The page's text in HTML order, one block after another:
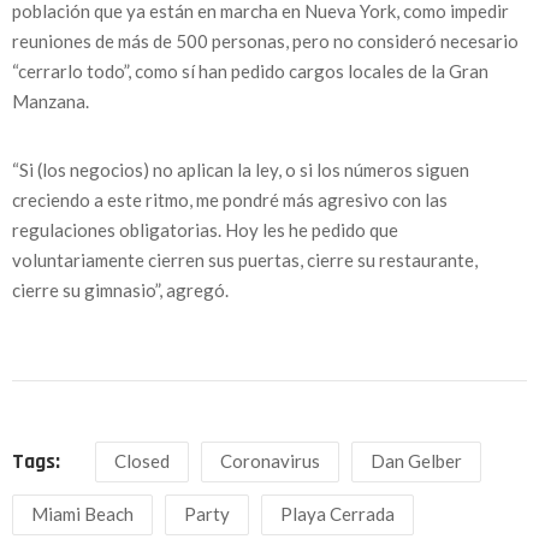
población que ya están en marcha en Nueva York, como impedir
reuniones de más de 500 personas, pero no consideró necesario
“cerrarlo todo”, como sí han pedido cargos locales de la Gran
Manzana.
“Si (los negocios) no aplican la ley, o si los números siguen
creciendo a este ritmo, me pondré más agresivo con las
regulaciones obligatorias. Hoy les he pedido que
voluntariamente cierren sus puertas, cierre su restaurante,
cierre su gimnasio”, agregó.
Tags: Closed Coronavirus Dan Gelber
Miami Beach Party Playa Cerrada